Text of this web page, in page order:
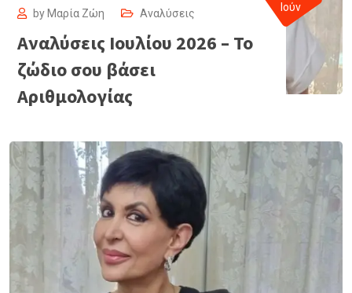
by Μαρία Ζώη Αναλύσεις
Αναλύσεις Ιουλίου 2026 – Το
ζώδιο σου βάσει
Αριθμολογίας
Ιούν